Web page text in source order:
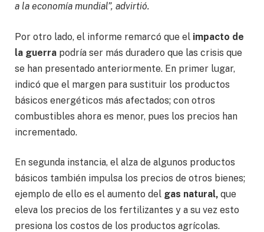
a la economía mundial”, advirtió.
Por otro lado, el informe remarcó que el impacto de
la guerra podría ser más duradero que las crisis que
se han presentado anteriormente. En primer lugar,
indicó que el margen para sustituir los productos
básicos energéticos más afectados; con otros
combustibles ahora es menor, pues los precios han
incrementado.
En segunda instancia, el alza de algunos productos
básicos también impulsa los precios de otros bienes;
ejemplo de ello es el aumento del gas natural, que
eleva los precios de los fertilizantes y a su vez esto
presiona los costos de los productos agrícolas.